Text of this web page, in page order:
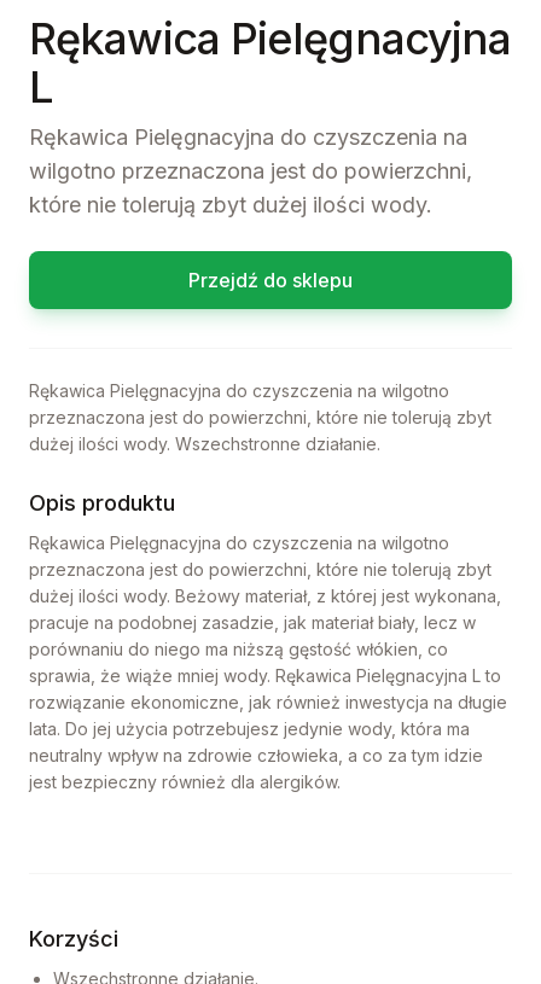
Rękawica Pielęgnacyjna
L
Rękawica Pielęgnacyjna do czyszczenia na
wilgotno przeznaczona jest do powierzchni,
które nie tolerują zbyt dużej ilości wody.
Przejdź do sklepu
Rękawica Pielęgnacyjna do czyszczenia na wilgotno
przeznaczona jest do powierzchni, które nie tolerują zbyt
dużej ilości wody. Wszechstronne działanie.
Opis produktu
Rękawica Pielęgnacyjna do czyszczenia na wilgotno
przeznaczona jest do powierzchni, które nie tolerują zbyt
dużej ilości wody. Beżowy materiał, z której jest wykonana,
pracuje na podobnej zasadzie, jak materiał biały, lecz w
porównaniu do niego ma niższą gęstość włókien, co
sprawia, że wiąże mniej wody. Rękawica Pielęgnacyjna L to
rozwiązanie ekonomiczne, jak również inwestycja na długie
lata. Do jej użycia potrzebujesz jedynie wody, która ma
neutralny wpływ na zdrowie człowieka, a co za tym idzie
jest bezpieczny również dla alergików.
Korzyści
Wszechstronne działanie.